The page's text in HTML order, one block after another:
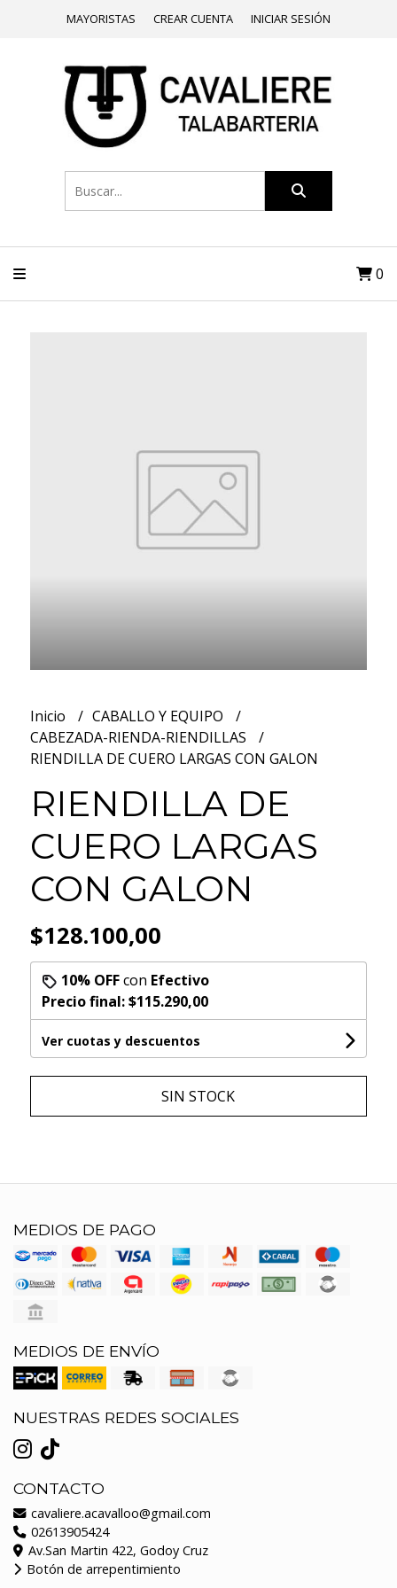
MAYORISTAS CREAR CUENTA INICIAR SESIÓN
0
Inicio
CABALLO Y EQUIPO
CABEZADA-RIENDA-RIENDILLAS
RIENDILLA DE CUERO LARGAS CON GALON
RIENDILLA DE
CUERO LARGAS
CON GALON
$128.100,00
10% OFFcon Efectivo
Precio final:$115.290,00
Ver cuotas y descuentos
SIN STOCK
MEDIOS DE PAGO
MEDIOS DE ENVÍO
NUESTRAS REDES SOCIALES
CONTACTO
cavaliere.acavalloo@gmail.com
02613905424
Av.San Martin 422, Godoy Cruz
Botón de arrepentimiento